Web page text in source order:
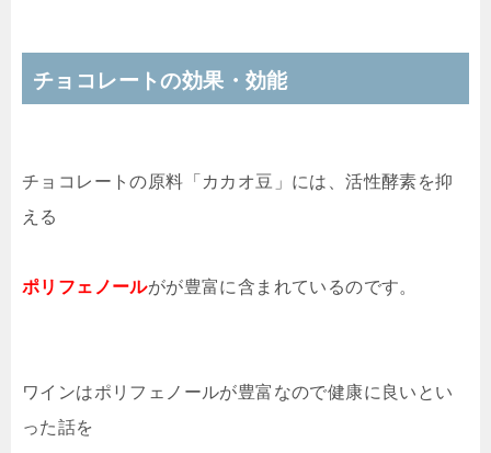
チョコレートの効果・効能
チョコレートの原料「カカオ豆」には、活性酵素を抑
える
ポリフェノールがが豊富に含まれているのです。
ワインはポリフェノールが豊富なので健康に良いとい
った話を